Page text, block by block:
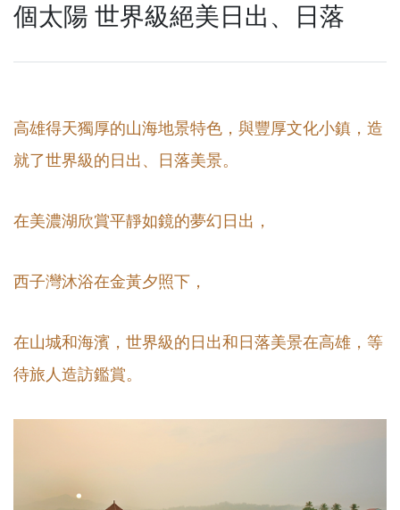
個太陽 世界級絕美日出、日落
高雄得天獨厚的山海地景特色，與豐厚文化小鎮，造
就了世界級的日出、日落美景。
在美濃湖欣賞平靜如鏡的夢幻日出，
西子灣沐浴在金黃夕照下，
在山城和海濱，世界級的日出和日落美景在高雄，等
待旅人造訪鑑賞。